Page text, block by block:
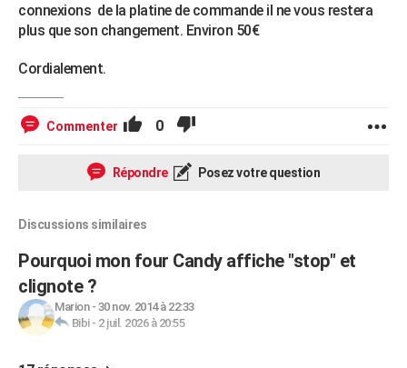
connexions de la platine de commande il ne vous restera
plus que son changement. Environ 50€
Cordialement.
Commenter 0
Répondre Posez votre question
Discussions similaires
Pourquoi mon four Candy affiche "stop" et
clignote ?
Marion- 30 nov. 2014 à 22:33
Bibi- 2 juil. 2026 à 20:55